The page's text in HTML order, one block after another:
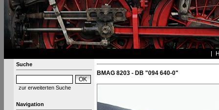
Suche
zur erweiterten Suche
Navigation
BMAG 8203 - DB "094 640-0"